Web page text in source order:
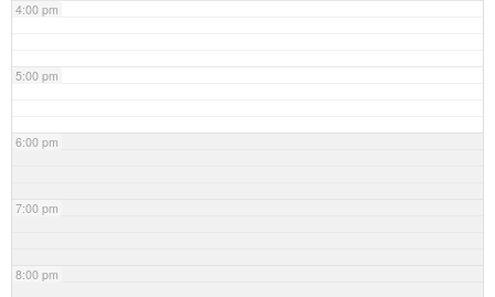
4:00 pm
5:00 pm
6:00 pm
7:00 pm
8:00 pm